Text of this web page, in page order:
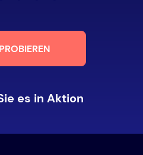
es in Aktion